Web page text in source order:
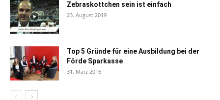
Zebraskottchen sein ist einfach
23. August 2019
Top 5 Gründe für eine Ausbildung bei der
Förde Sparkasse
31. März 2016